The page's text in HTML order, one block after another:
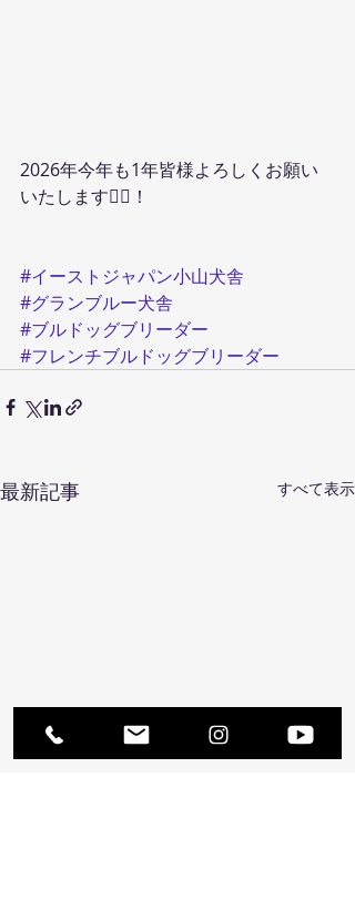
2026年今年も1年皆様よろしくお願い
いたします🙇‍♀️！
#イーストジャパン小山犬舎
#グランブルー犬舎
#ブルドッグブリーダー
#フレンチブルドッグブリーダー
最新記事 すべて表示